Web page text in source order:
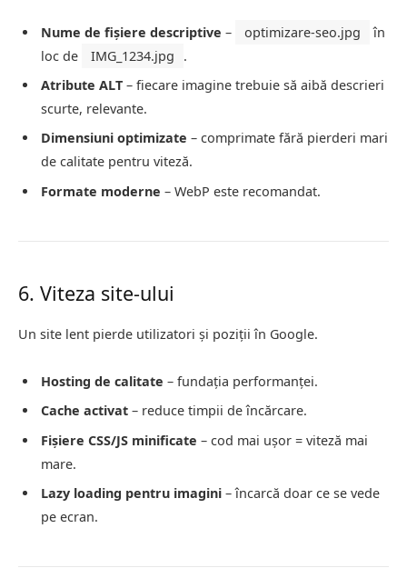
Nume de fișiere descriptive – optimizare-seo.jpg
în
loc de
IMG_1234.jpg
.
Atribute ALT – fiecare imagine trebuie să aibă descrieri
scurte, relevante.
Dimensiuni optimizate – comprimate fără pierderi mari
de calitate pentru viteză.
Formate moderne – WebP este recomandat.
6. Viteza site-ului
Un site lent pierde utilizatori și poziții în Google.
Hosting de calitate – fundația performanței.
Cache activat – reduce timpii de încărcare.
Fișiere CSS/JS minificate – cod mai ușor = viteză mai
mare.
Lazy loading pentru imagini – încarcă doar ce se vede
pe ecran.